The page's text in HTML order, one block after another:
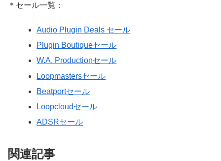
＊セール一覧：
Audio Plugin Deals セール
Plugin Boutiqueセール
W.A. Productionセール
Loopmastersセール
Beatportセール
Loopcloudセール
ADSRセール
関連記事